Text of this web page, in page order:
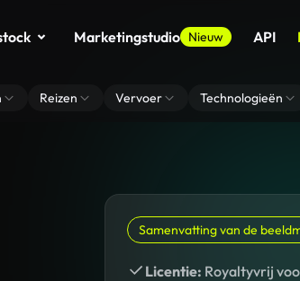
Marketingstudio Nieuw API
Reizen Vervoer Technologieën
Samenvatting van de
Licentie: Royaltyvrij